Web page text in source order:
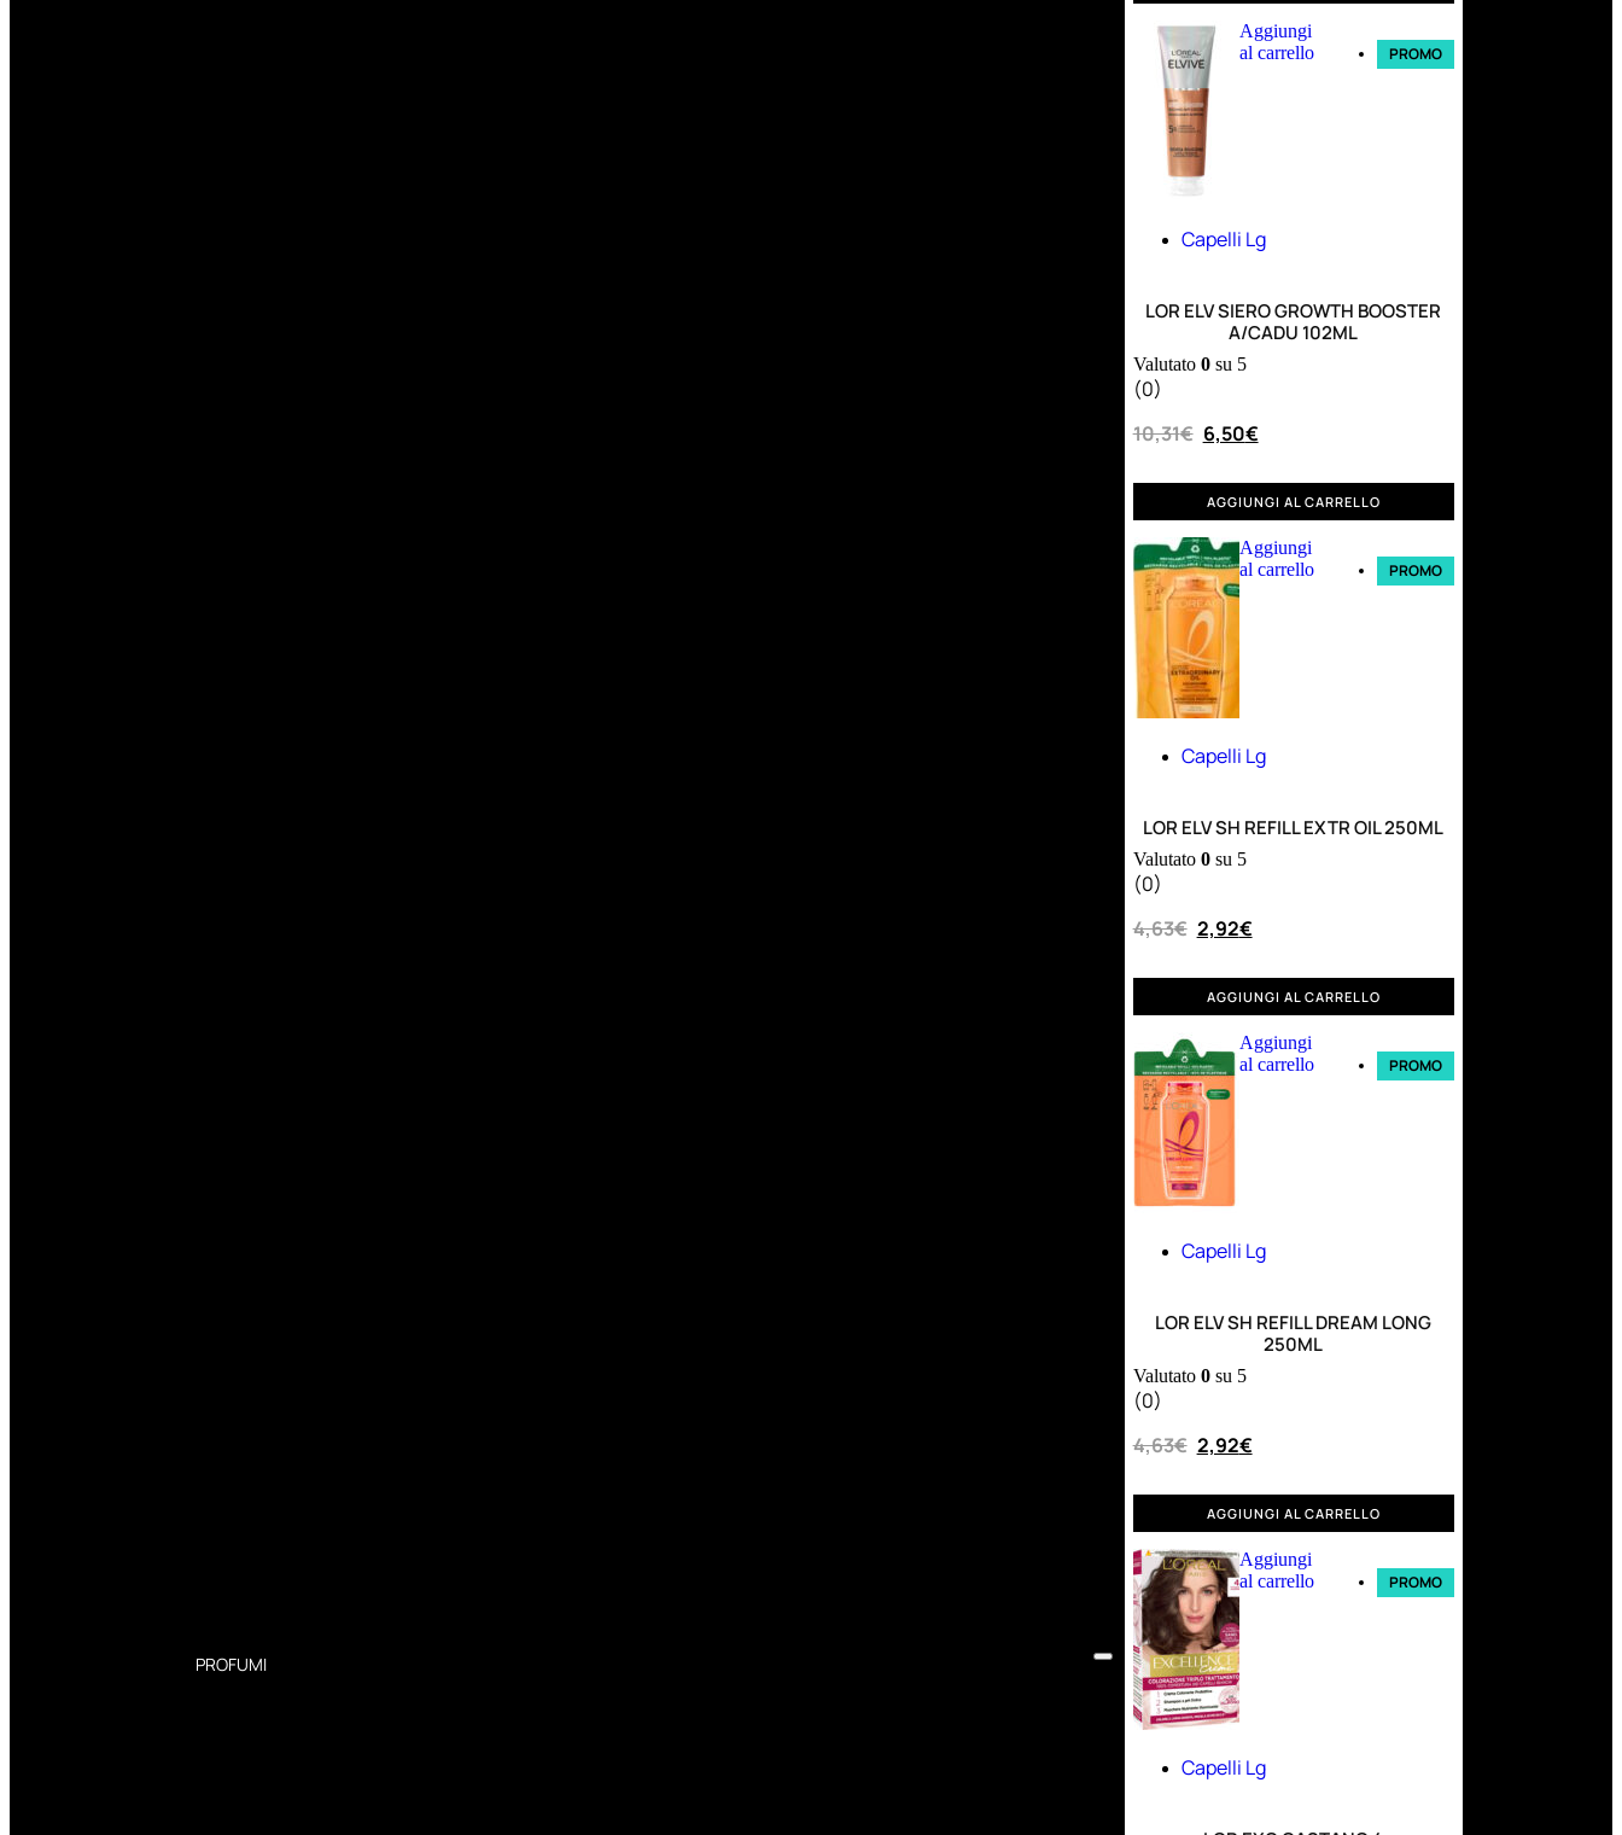
PROFUMI
Aggiungi
al carrello
PROMO
Capelli Lg
LOR ELV SIERO GROWTH BOOSTER
A/CADU 102ML
Valutato 0su 5
(0)
10,31€ 6,50€
AGGIUNGI AL CARRELLO
Aggiungi
al carrello
PROMO
Capelli Lg
LOR ELV SH REFILL EXTR OIL 250ML
Valutato 0su 5
(0)
4,63€ 2,92€
AGGIUNGI AL CARRELLO
Aggiungi
al carrello
PROMO
Capelli Lg
LOR ELV SH REFILL DREAM LONG
250ML
Valutato 0su 5
(0)
4,63€ 2,92€
AGGIUNGI AL CARRELLO
Aggiungi
al carrello
PROMO
Capelli Lg